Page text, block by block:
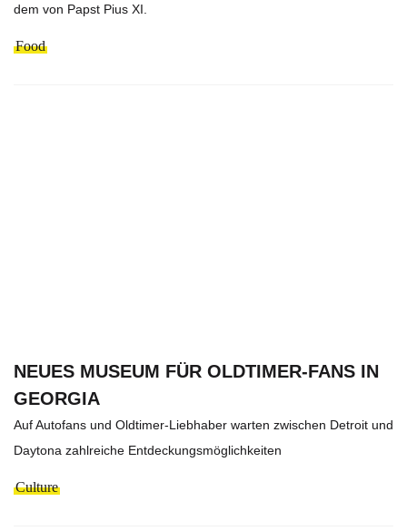
dem von Papst Pius XI.
Food
NEUES MUSEUM FÜR OLDTIMER-FANS IN
GEORGIA
Auf Autofans und Oldtimer-Liebhaber warten zwischen Detroit und
Daytona zahlreiche Entdeckungsmöglichkeiten
Culture